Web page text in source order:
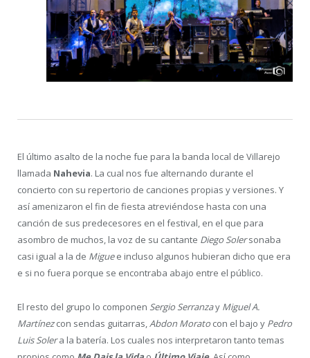
El último asalto de la noche fue para la banda local de Villarejo
llamada Nahevia. La cual nos fue alternando durante el
concierto con su repertorio de canciones propias y versiones. Y
así amenizaron el fin de fiesta atreviéndose hasta con una
canción de sus predecesores en el festival, en el que para
asombro de muchos, la voz de su cantante Diego Solersonaba
casi igual a la de Miguee incluso algunos hubieran dicho que era
e si no fuera porque se encontraba abajo entre el público.
El resto del grupo lo componen Sergio Serranzay Miguel A.
Martínezcon sendas guitarras, Abdon Morato con el bajo y Pedro
Luis Solera la batería. Los cuales nos interpretaron tanto temas